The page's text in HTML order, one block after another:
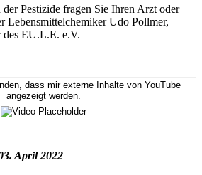
Pestizide fragen Sie Ihren Arzt oder
Lebensmittelchemiker Udo Pollmer,
des EU.L.E. e.V.
dass mir externe Inhalte von YouTube
angezeigt werden.
April 2022